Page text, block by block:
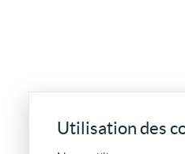
Utilisation des